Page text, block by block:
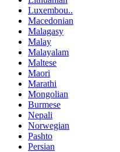
Luxembou..
Macedonian
Malagasy
Malay
Malayalam
Maltese
Maori
Marathi
Mongolian
Burmese
Nepali
Norwegian
Pashto
Persian